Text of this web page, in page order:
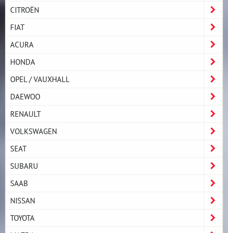
CITROËN
FIAT
ACURA
HONDA
OPEL / VAUXHALL
DAEWOO
RENAULT
VOLKSWAGEN
SEAT
SUBARU
SAAB
NISSAN
TOYOTA